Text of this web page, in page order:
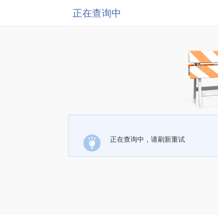
正在查询中
正在查询中，请刷新重试